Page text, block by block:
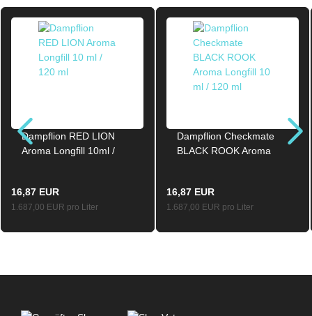
Dampflion RED LION
Aroma Longfill 10ml /
16,87 EUR
1.687,00 EUR pro Liter
Dampflion Checkmate
BLACK ROOK Aroma
16,87 EUR
1.687,00 EUR pro Liter